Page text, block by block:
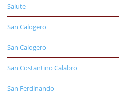
Salute
San Calogero
San Calogero
San Costantino Calabro
San Ferdinando